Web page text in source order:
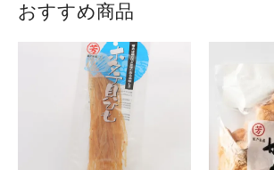
おすすめ商品